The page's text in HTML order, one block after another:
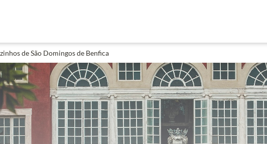
de São Domingos de Benfica